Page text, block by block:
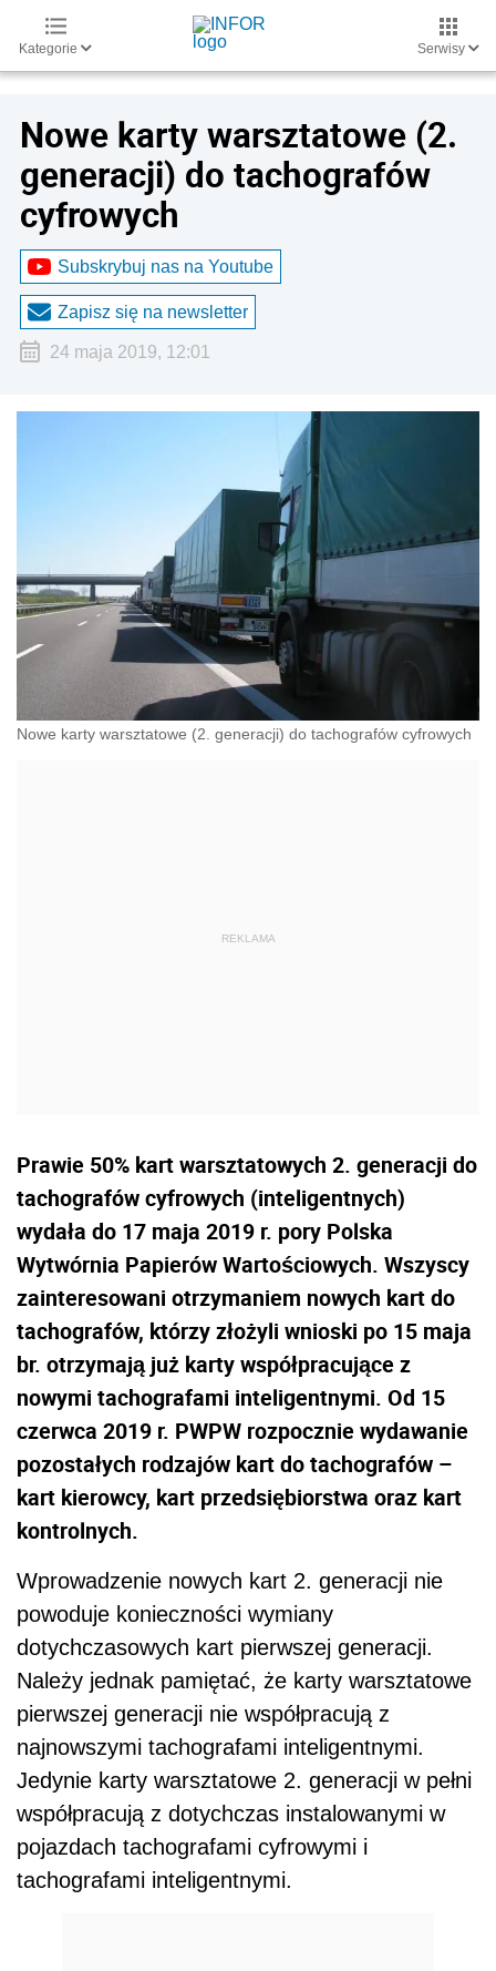
Kategorie Serwisy
Nowe karty warsztatowe (2.
generacji) do tachografów
cyfrowych
Subskrybuj nas na Youtube
Zapisz się na newsletter
24 maja 2019, 12:01
Nowe karty warsztatowe (2. generacji) do tachografów cyfrowych
Prawie 50% kart warsztatowych 2. generacji do
tachografów cyfrowych (inteligentnych)
wydała do 17 maja 2019 r. pory Polska
Wytwórnia Papierów Wartościowych. Wszyscy
zainteresowani otrzymaniem nowych kart do
tachografów, którzy złożyli wnioski po 15 maja
br. otrzymają już karty współpracujące z
nowymi tachografami inteligentnymi. Od 15
czerwca 2019 r. PWPW rozpocznie wydawanie
pozostałych rodzajów kart do tachografów –
kart kierowcy, kart przedsiębiorstwa oraz kart
kontrolnych.
Wprowadzenie nowych kart 2. generacji nie
powoduje konieczności wymiany
dotychczasowych kart pierwszej generacji.
Należy jednak pamiętać, że karty warsztatowe
pierwszej generacji nie współpracują z
najnowszymi tachografami inteligentnymi.
Jedynie karty warsztatowe 2. generacji w pełni
współpracują z dotychczas instalowanymi w
pojazdach tachografami cyfrowymi i
tachografami inteligentnymi.